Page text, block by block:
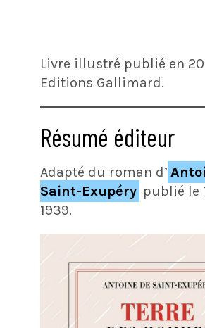
Livre illustré publié en
Editions Gallimard.
Résumé éditeur
Adapté du roman d’
Saint-Exupéry publié le
1939.